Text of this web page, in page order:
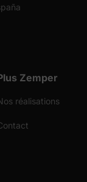
Zemper
réalisations